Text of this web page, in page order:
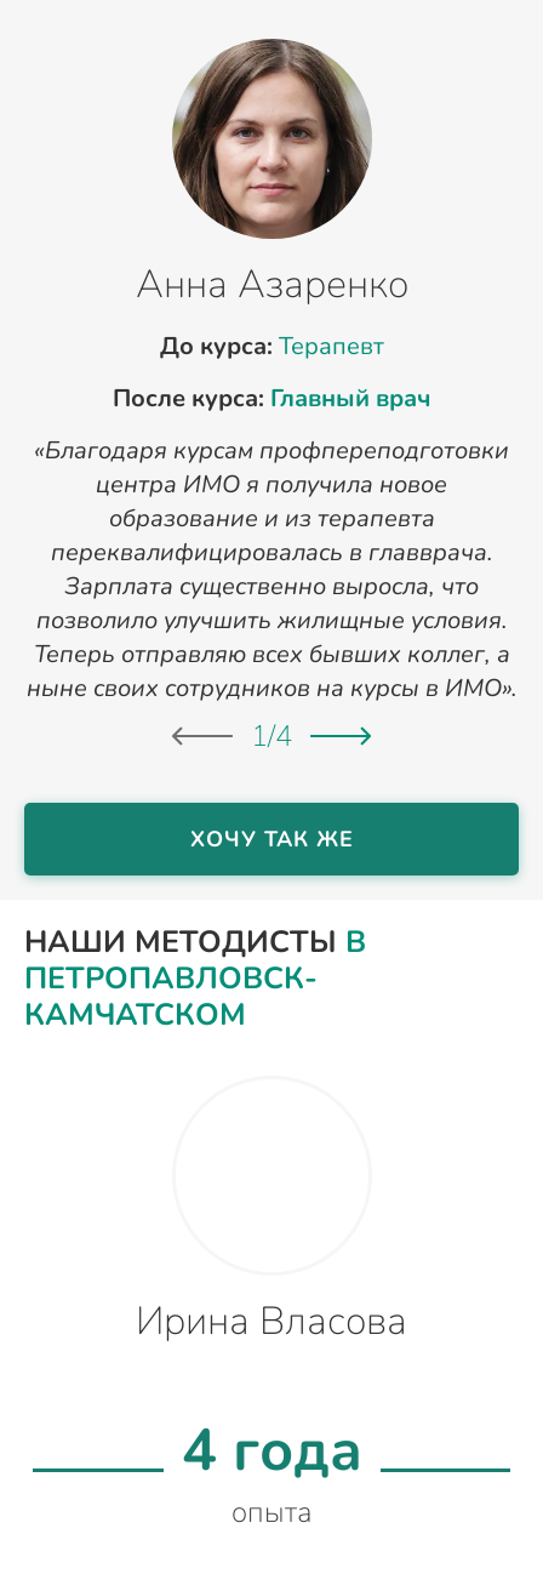
Анна Азаренко
До курса: Терапевт
После курса: Главный врач
«Благодаря курсам профпереподготовки
центра ИМО я получила новое
образование и из терапевта
переквалифицировалась в главврача.
Зарплата существенно выросла, что
позволило улучшить жилищные условия.
Теперь отправляю всех бывших коллег, а
ныне своих сотрудников на курсы в ИМО».
1/4
ХОЧУ ТАК ЖЕ
НАШИ МЕТОДИСТЫ В
ПЕТРОПАВЛОВСК-
КАМЧАТСКОМ
Ирина Власова
4 года
опыта